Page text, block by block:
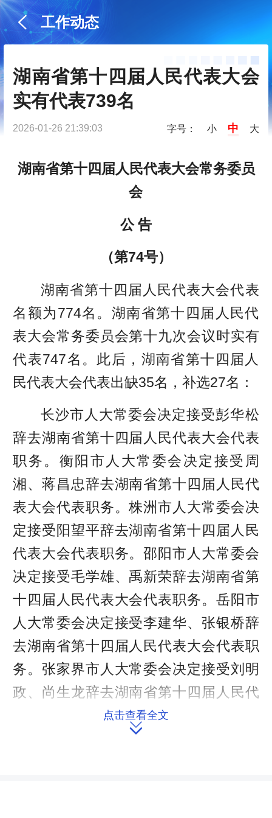
工作动态
湖南省第十四届人民代表大会
实有代表739名
2026-01-26 21:39:03 字号： 小 中 大
湖南省第十四届人民代表大会常务委员
会
公 告
（第74号）
湖南省第十四届人民代表大会代表
名额为774名。湖南省第十四届人民代
表大会常务委员会第十九次会议时实有
代表747名。此后，湖南省第十四届人
民代表大会代表出缺35名，补选27名：
长沙市人大常委会决定接受彭华松
辞去湖南省第十四届人民代表大会代表
职务。衡阳市人大常委会决定接受周
湘、蒋昌忠辞去湖南省第十四届人民代
表大会代表职务。株洲市人大常委会决
定接受阳望平辞去湖南省第十四届人民
代表大会代表职务。邵阳市人大常委会
决定接受毛学雄、禹新荣辞去湖南省第
十四届人民代表大会代表职务。岳阳市
人大常委会决定接受李建华、张银桥辞
去湖南省第十四届人民代表大会代表职
务。张家界市人大常委会决定接受刘明
政、尚生龙辞去湖南省第十四届人民代
表大会代表职务。益阳市人大常委会决
定接受卢乐云、蒋祖烜辞去湖南省第十
点击查看全文
